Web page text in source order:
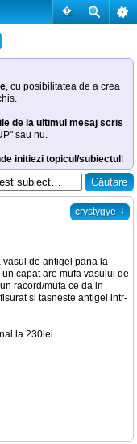
�
, cu posibilitatea de a crea
de la ultimul mesaj scris
sau nu.
initiezi topicul/subiectul !
crystygye ↓
vasul de antigel pana la
capat are mufa vasului de
racord/mufa ce da in
si tasneste antigel intr-
la 230lei.